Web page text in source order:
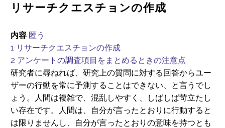
リサーチクエスチョンの作成
内容 匿う
1 リサーチクエスチョンの作成
2 アンケートの調査項目をまとめるときの注意点
研究者に尋ねれば、研究上の質問に対する回答からユー
ザーの行動を常に予測することはできない、と言うでし
ょう。人間は複雑で、混乱しやすく、しばしば苛立たし
い存在です。人間は、自分が言ったとおりに行動すると
は限りませんし、自分が言ったとおりの意味を持つとも